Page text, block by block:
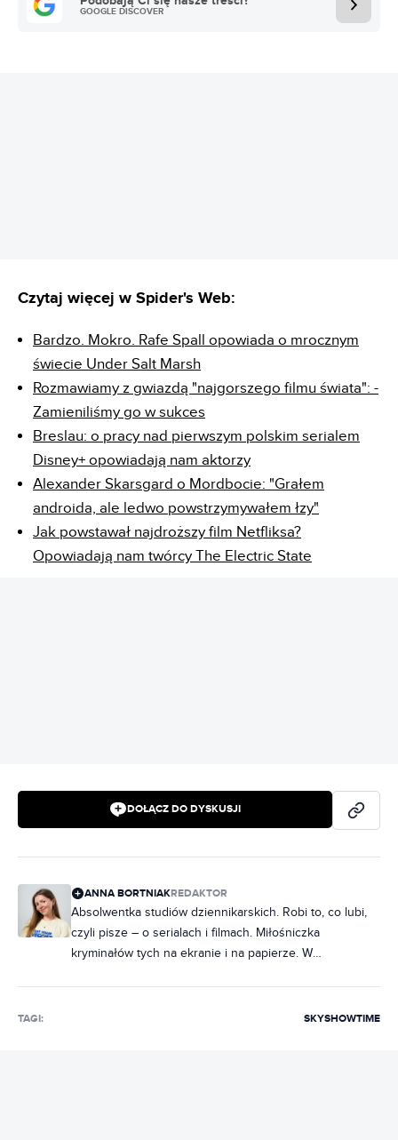
GOOGLE DISCOVER
Czytaj więcej w Spider's Web:
Bardzo. Mokro. Rafe Spall opowiada o mrocznym
świecie Under Salt Marsh
Rozmawiamy z gwiazdą "najgorszego filmu świata": -
Zamieniliśmy go w sukces
Breslau: o pracy nad pierwszym polskim serialem
Disney+ opowiadają nam aktorzy
Alexander Skarsgard o Mordbocie: "Grałem
androida, ale ledwo powstrzymywałem łzy"
Jak powstawał najdroższy film Netfliksa?
Opowiadają nam twórcy The Electric State
DOŁĄCZ DO DYSKUSJI
ANNA BORTNIAKREDAKTOR
Absolwentka studiów dziennikarskich. Robi to, co lubi,
czyli pisze – o serialach i filmach. Miłośniczka
kryminałów tych na ekranie i na papierze. W
nabałaganić w słowach. Zakochana w Norwegii, dobrej,
TAGI: SKYSHOWTIME